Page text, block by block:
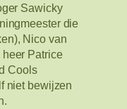
Sawicky
die
Nico van
Patrice
Cools
niet bewijzen